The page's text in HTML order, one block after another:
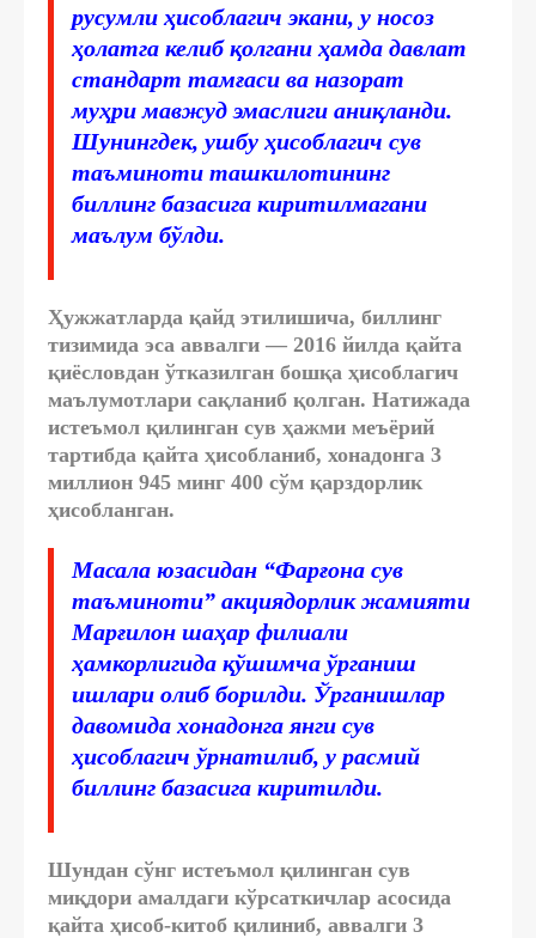
русумли ҳисоблагич экани, у носоз
ҳолатга келиб қолгани ҳамда давлат
стандарт тамғаси ва назорат
муҳри мавжуд эмаслиги аниқланди.
Шунингдек, ушбу ҳисоблагич сув
таъминоти ташкилотининг
биллинг базасига киритилмагани
маълум бўлди.
Ҳужжатларда қайд этилишича, биллинг
тизимида эса аввалги — 2016 йилда қайта
қиёсловдан ўтказилган бошқа ҳисоблагич
маълумотлари сақланиб қолган. Натижада
истеъмол қилинган сув ҳажми меъёрий
тартибда қайта ҳисобланиб, хонадонга 3
миллион 945 минг 400 сўм қарздорлик
ҳисобланган.
Масала юзасидан “Фарғона сув
таъминоти” акциядорлик жамияти
Марғилон шаҳар филиали
ҳамкорлигида қўшимча ўрганиш
ишлари олиб борилди. Ўрганишлар
давомида хонадонга янги сув
ҳисоблагич ўрнатилиб, у расмий
биллинг базасига киритилди.
Шундан сўнг истеъмол қилинган сув
миқдори амалдаги кўрсаткичлар асосида
қайта ҳисоб-китоб қилиниб, аввалги 3